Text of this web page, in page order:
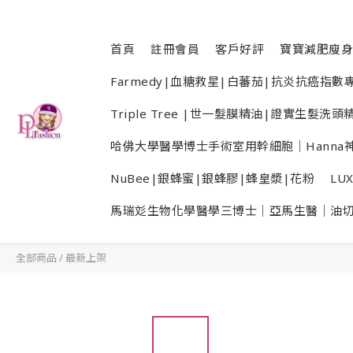
首頁 註冊會員 客戶好評 寶寶減肥廋
Farmedy|血糖救星|白蕃茄|抗炎抗癌指數
Triple Tree |世一髮膜精油|證實生髮洗頭
哈佛大學醫學博士手術室用幹細胞｜Hanna
NuBee|銀蜂蜜|銀蜂膠|蜂皇漿|花粉
馬瑞彣生物化學醫學三博士｜亞馬生醫｜油
全部商品 /最新上架